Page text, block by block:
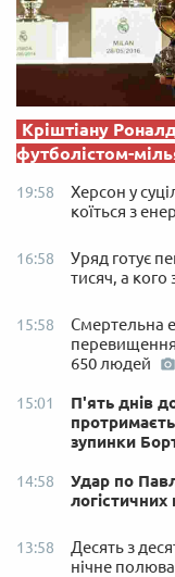
Кріштіану
футболістом-
19:58
Херсон у
коїться з
16:58
Уряд готує
тисяч, а кого
15:58
Смертельна
перевищення
650 людей
15:01
П'ять днів
зупинки
14:58
Удар по
13:58
Десять з
нічне